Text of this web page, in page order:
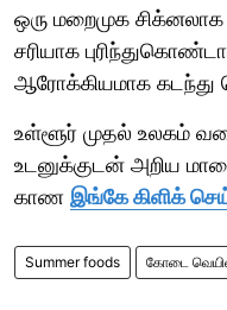
ஒரு மறைமுக
சரியாக
ஆரோக்கியமாக கடந்து
உள்ளூர் முதல் உலகம்
உடனுக்குடன் அறிய
காண இங்கே கிளிக்
Summer foods கோடை